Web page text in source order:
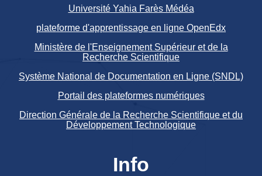
Université Yahia Farès Médéa
plateforme d'apprentissage en ligne OpenEdx
Ministère de l'Enseignement Supérieur et de la
Recherche Scientifique
Système National de Documentation en Ligne (SNDL)
Portail des plateformes numériques
Direction Générale de la Recherche Scientifique et du
Développement Technologique
Info